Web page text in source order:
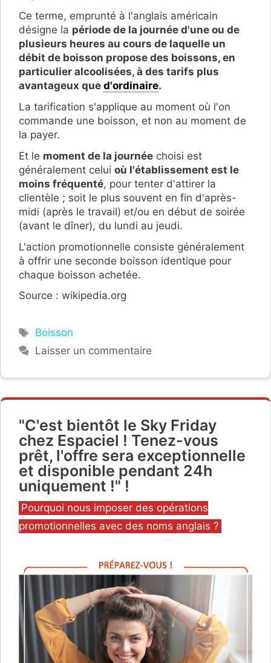
Ce terme, emprunté à l'anglais américain
désigne la période de la journée d'une ou de
plusieurs heures au cours de laquelle un
débit de boisson propose des boissons, en
particulier alcoolisées, à des tarifs plus
avantageux que d'ordinaire.
La tarification s'applique au moment où l'on
commande une boisson, et non au moment de
la payer.
Et le moment de la journée choisi est
généralement celui où l'établissement est le
moins fréquenté, pour tenter d'attirer la
clientèle ; soit le plus souvent en fin d'après-
midi (après le travail) et/ou en début de soirée
(avant le dîner), du lundi au jeudi.
L'action promotionnelle consiste généralement
à offrir une seconde boisson identique pour
chaque boisson achetée.
Source : wikipedia.org
Étiquettes
Boisson
Laisser un commentaire
"C'est bientôt le Sky Friday
chez Espaciel ! Tenez-vous
prêt, l'offre sera exceptionnelle
et disponible pendant 24h
uniquement !" !
Catégories
Pourquoi nous imposer des opérations
promotionnelles avec des noms anglais ?